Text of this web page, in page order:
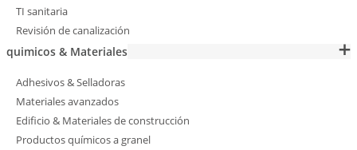
TI sanitaria
Revisión de canalización
quimicos & Materiales
Adhesivos & Selladoras
Materiales avanzados
Edificio & Materiales de construcción
Productos químicos a granel